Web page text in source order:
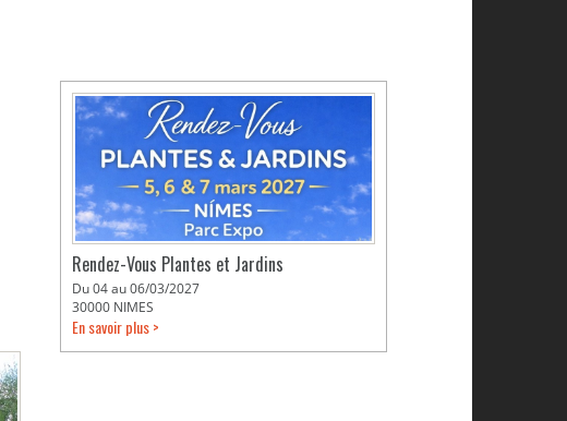
Rendez-Vous Plantes et Jardins
Du 04 au 06/03/2027
30000 NIMES
En savoir plus >